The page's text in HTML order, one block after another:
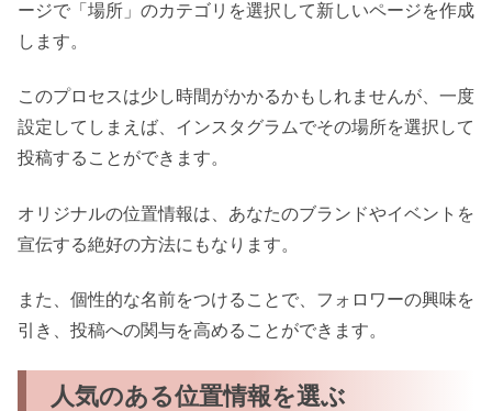
ージで「場所」のカテゴリを選択して新しいページを作成
します。
このプロセスは少し時間がかかるかもしれませんが、一度
設定してしまえば、インスタグラムでその場所を選択して
投稿することができます。
オリジナルの位置情報は、あなたのブランドやイベントを
宣伝する絶好の方法にもなります。
また、個性的な名前をつけることで、フォロワーの興味を
引き、投稿への関与を高めることができます。
人気のある位置情報を選ぶ